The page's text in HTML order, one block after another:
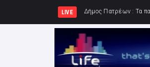
LIVE Δήμος Πατρέων : Τα